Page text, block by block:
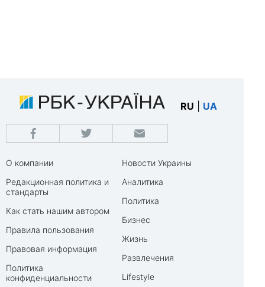
RU UA
О компании
Редакционная политика и
стандарты
Как стать нашим автором
Правила пользования
Правовая информация
Политика
конфиденциальности
Новости Украины
Аналитика
Политика
Бизнес
Жизнь
Развлечения
Lifestyle